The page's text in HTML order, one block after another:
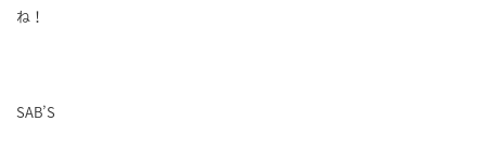
ね！
SAB’S